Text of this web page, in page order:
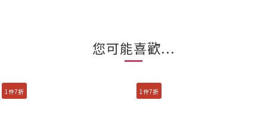
您可能喜歡...
1件7折 1件7折